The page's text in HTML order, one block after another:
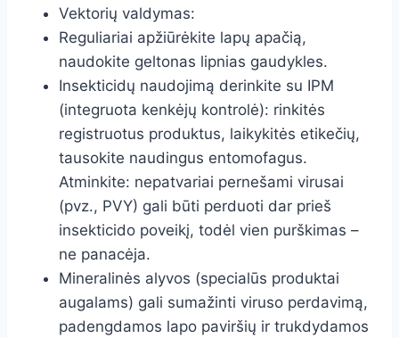
Vektorių valdymas:
Reguliariai apžiūrėkite lapų apačią,
naudokite geltonas lipnias gaudykles.
Insekticidų naudojimą derinkite su IPM
(integruota kenkėjų kontrolė): rinkitės
registruotus produktus, laikykitės etikečių,
tausokite naudingus entomofagus.
Atminkite: nepatvariai pernešami virusai
(pvz., PVY) gali būti perduoti dar prieš
insekticido poveikį, todėl vien purškimas –
ne panacėja.
Mineralinės alyvos (specialūs produktai
augalams) gali sumažinti viruso perdavimą,
padengdamos lapo paviršių ir trukdydamos